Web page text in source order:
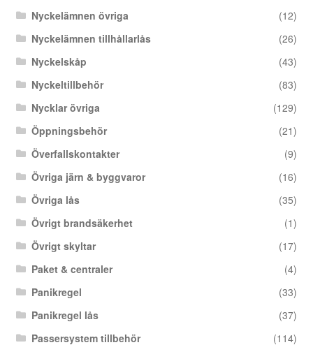
Nyckelämnen övriga
(12)
Nyckelämnen tillhållarlås
(26)
Nyckelskåp
(43)
Nyckeltillbehör
(83)
Nycklar övriga
(129)
Öppningsbehör
(21)
Överfallskontakter
(9)
Övriga järn & byggvaror
(16)
Övriga lås
(35)
Övrigt brandsäkerhet
(1)
Övrigt skyltar
(17)
Paket & centraler
(4)
Panikregel
(33)
Panikregel lås
(37)
Passersystem tillbehör
(114)